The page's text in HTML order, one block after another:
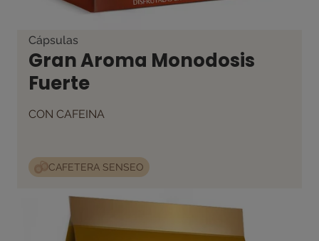
Cápsulas
Gran Aroma Monodosis
Fuerte
CON CAFEINA
CAFETERA SENSEO